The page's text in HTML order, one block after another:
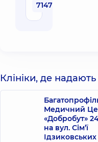
71470 грн
Клініки, де
Медичний
«Добробут»
на вул. Сім’ї
Ідзиковських